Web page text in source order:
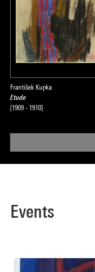
František Kupka
Etude
[1909 - 1910]
Events